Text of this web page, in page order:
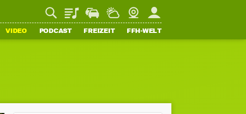
PlaylistStaupilotWetterWebcamMein FFH
VIDEO PODCAST FREIZEIT FFH-WELT